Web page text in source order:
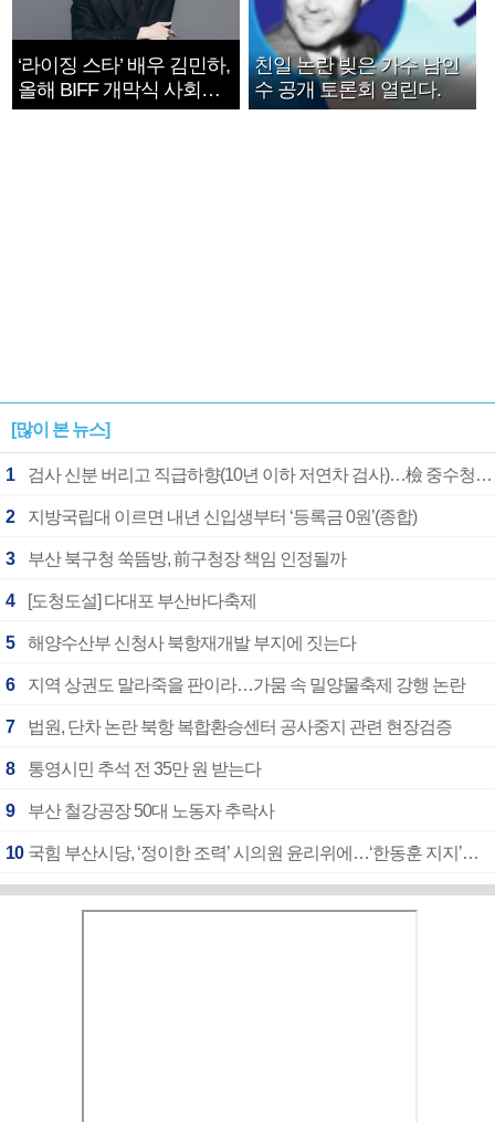
‘라이징 스타’ 배우 김민하,
올해 BIFF 개막식 사회자
확정
친일 논란 빚은 가수 남인
수 공개 토론회 열린다.
[많이 본 뉴스]
1 검사 신분 버리고 직급하향(10년 이하 저연차 검사)…檢 중수청행 기피
2 지방국립대 이르면 내년 신입생부터 ‘등록금 0원’(종합)
3 부산 북구청 쑥뜸방, 前구청장 책임 인정될까
4 [도청도설] 다대포 부산바다축제
5 해양수산부 신청사 북항재개발 부지에 짓는다
6 지역 상권도 말라죽을 판이라…가뭄 속 밀양물축제 강행 논란
7 법원, 단차 논란 북항 복합환승센터 공사중지 관련 현장검증
8 통영시민 추석 전 35만 원 받는다
9 부산 철강공장 50대 노동자 추락사
10 국힘 부산시당, ‘정이한 조력’ 시의원 윤리위에…‘한동훈 지지’도 신고접수